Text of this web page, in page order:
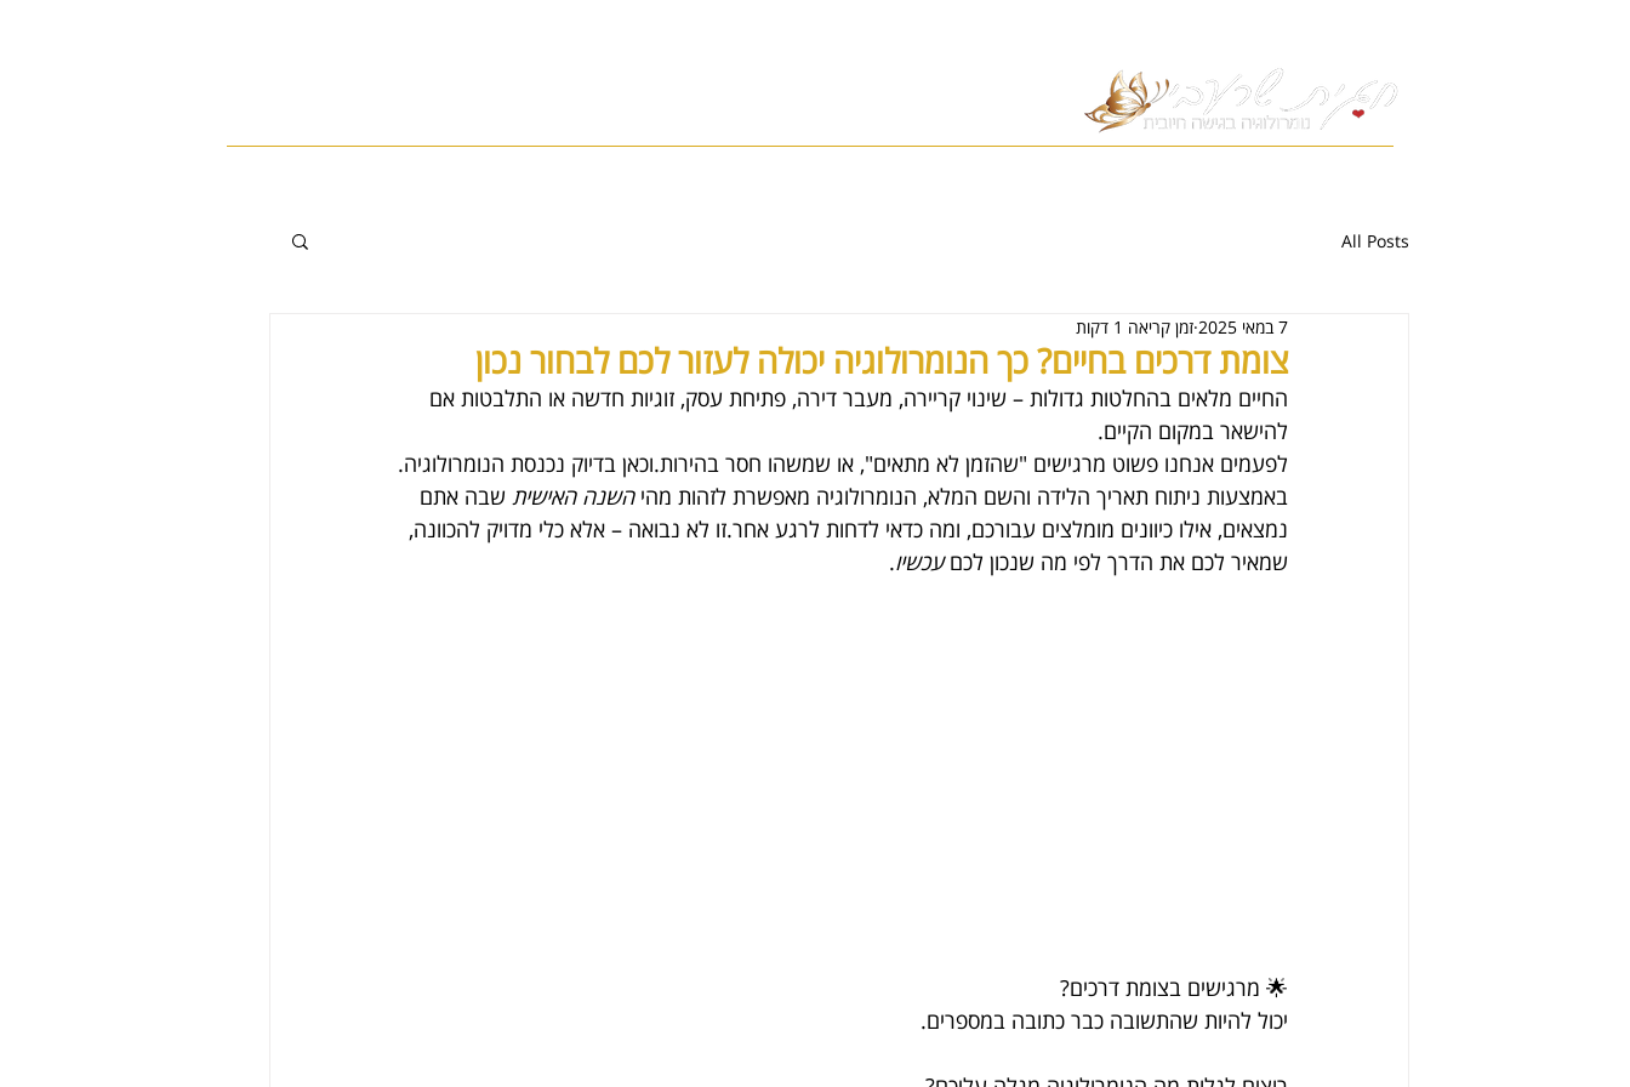
All Posts
צומת דרכים בחיים? כך הנומרולוגיה יכולה לעזור לכם לבחור נכון
7 במאי 2025 זמן קריאה 1 דקות
החיים מלאים בהחלטות גדולות – שינוי קריירה, מעבר דירה, פתיחת עסק, זוגיות חדשה או התלבטות אם
להישאר במקום הקיים.
לפעמים אנחנו פשוט מרגישים "שהזמן לא מתאים", או שמשהו חסר בהירות.וכאן בדיוק נכנסת הנומרולוגיה.
באמצעות ניתוח תאריך הלידה והשם המלא, הנומרולוגיה מאפשרת לזהות מהי השנה האישית שבה אתם
נמצאים, אילו כיוונים מומלצים עבורכם, ומה כדאי לדחות לרגע אחר.זו לא נבואה – אלא כלי מדויק להכוונה,
שמאיר לכם את הדרך לפי מה שנכון לכם עכשיו.
🌟 מרגישים בצומת דרכים?
יכול להיות שהתשובה כבר כתובה במספרים.